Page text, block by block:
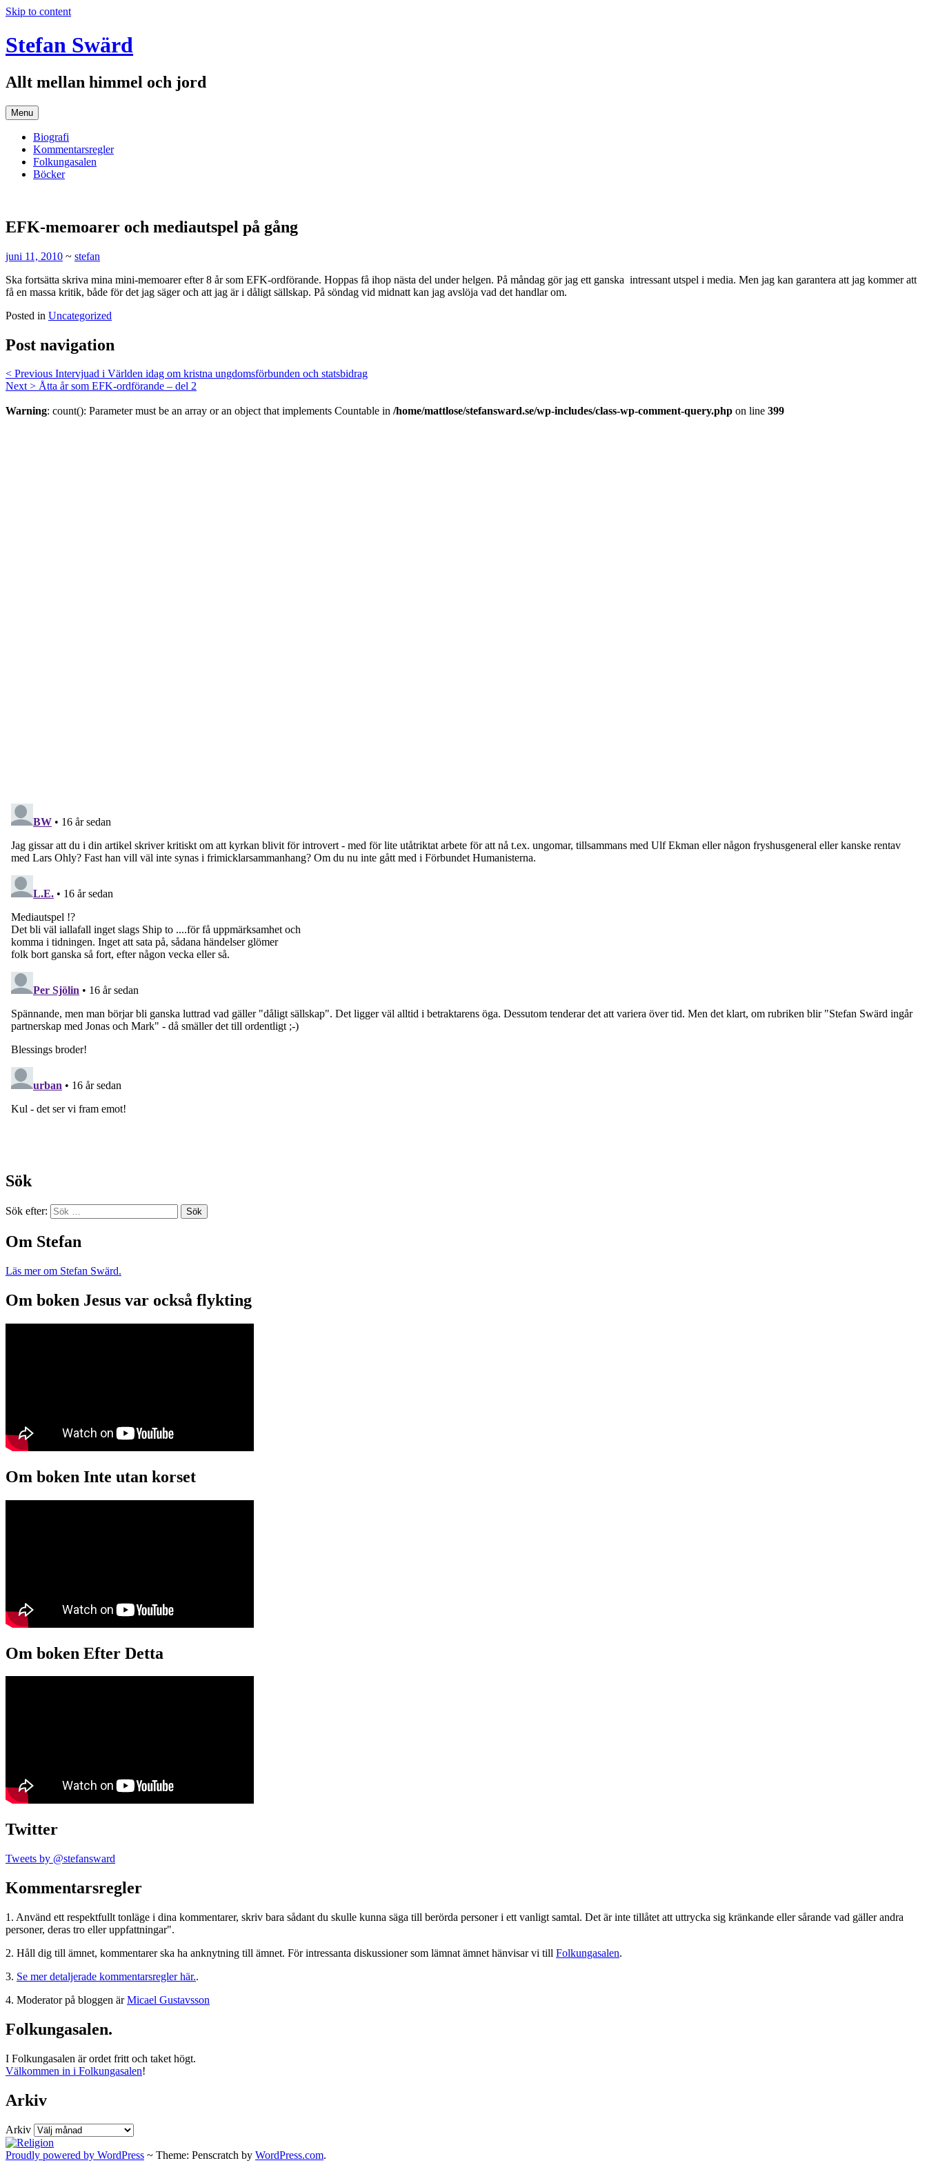
Skip to content
Stefan Swärd
Allt mellan himmel och jord
Menu
Biografi
Kommentarsregler
Folkungasalen
Böcker
EFK-memoarer och mediautspel på gång
juni 11, 2010 ~ stefan
Ska fortsätta skriva mina mini-memoarer efter 8 år som EFK-ordförande. Hoppas få ihop nästa del under helgen. På måndag gör jag ett ganska intressant utspel i media. Men jag kan garantera att jag kommer att
få en massa kritik, både för det jag säger och att jag är i dåligt sällskap. På söndag vid midnatt kan jag avslöja vad det handlar om.
Posted in Uncategorized
Post navigation
< Previous Intervjuad i Världen idag om kristna ungdomsförbunden och statsbidrag
Next > Åtta år som EFK-ordförande – del 2
Warning: count(): Parameter must be an array or an object that implements Countable in /home/mattlose/stefansward.se/wp-includes/class-wp-comment-query.php on line 399
Sök
Sök efter:
Om Stefan
Läs mer om Stefan Swärd.
Om boken Jesus var också flykting
Om boken Inte utan korset
Om boken Efter Detta
Twitter
Tweets by @stefansward
Kommentarsregler
1. Använd ett respektfullt tonläge i dina kommentarer, skriv bara sådant du skulle kunna säga till berörda personer i ett vanligt samtal. Det är inte tillåtet att uttrycka sig kränkande eller sårande vad gäller andra
personer, deras tro eller uppfattningar".
2. Håll dig till ämnet, kommentarer ska ha anknytning till ämnet. För intressanta diskussioner som lämnat ämnet hänvisar vi till Folkungasalen.
3. Se mer detaljerade kommentarsregler här..
4. Moderator på bloggen ärMicael Gustavsson
Folkungasalen.
I Folkungasalen är ordet fritt och taket högt.
Välkommen in i Folkungasalen!
Arkiv
Arkiv
Proudly powered by WordPress ~ Theme: Penscratch by WordPress.com.